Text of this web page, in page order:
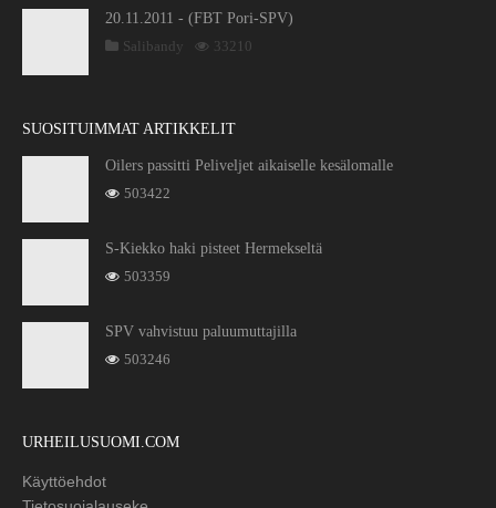
20.11.2011 - (FBT Pori-SPV)
Salibandy
33210
SUOSITUIMMAT ARTIKKELIT
Oilers passitti Peliveljet aikaiselle kesälomalle
503422
S-Kiekko haki pisteet Hermekseltä
503359
SPV vahvistuu paluumuttajilla
503246
URHEILUSUOMI.COM
Käyttöehdot